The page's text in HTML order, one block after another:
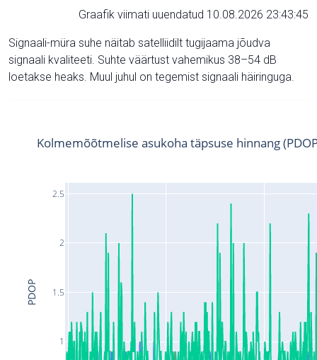
Graafik viimati uuendatud 10.08.2026 23:43:45
Signaali-müra suhe näitab satelliidilt tugijaama jõudva
signaali kvaliteeti. Suhte väärtust vahemikus 38–54 dB
loetakse heaks. Muul juhul on tegemist signaali häiringuga.
1
1.5
2
2.5
Kolmemõõtmelise asukoha täpsuse hinnang
PDOP